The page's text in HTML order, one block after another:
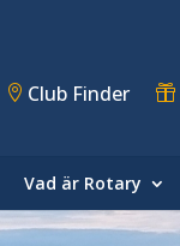
Club Finder
Vad är Rotary